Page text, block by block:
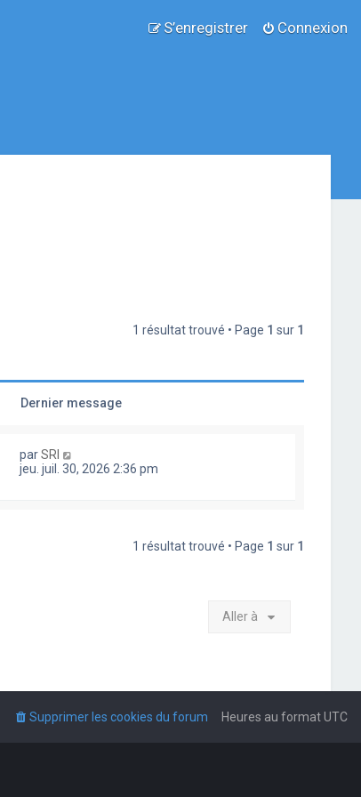
Connexion
S’enregistrer
1 résultat trouvé • Page 1 sur 1
Dernier message
parSRI
jeu. juil. 30, 2026 2:36 pm
1 résultat trouvé • Page 1 sur 1
Aller à
Heures au formatUTC
Supprimer les cookies du forum